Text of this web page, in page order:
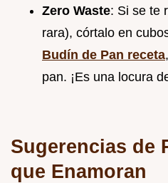
Zero Waste: Si se te
rara), córtalo en
Budín de Pan receta
pan. ¡Es una locura
Sugerencias de
que Enamoran